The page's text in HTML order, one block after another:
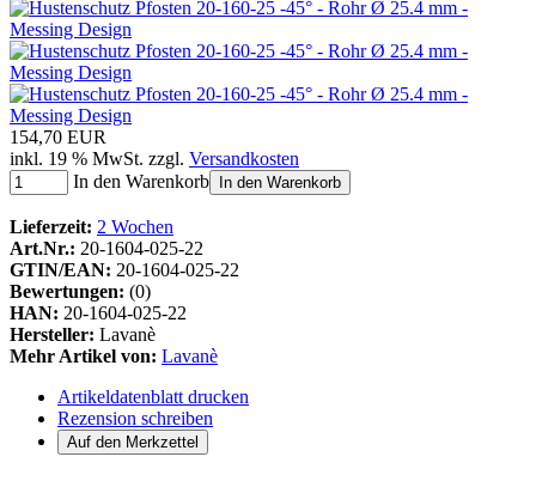
154,70 EUR
inkl. 19 % MwSt. zzgl. Versandkosten
In den Warenkorb
In den Warenkorb
Lieferzeit: 2 Wochen
Art.Nr.: 20-1604-025-22
GTIN/EAN: 20-1604-025-22
Bewertungen: (0)
HAN: 20-1604-025-22
Hersteller: Lavanè
Mehr Artikel von: Lavanè
Artikeldatenblatt drucken
Rezension schreiben